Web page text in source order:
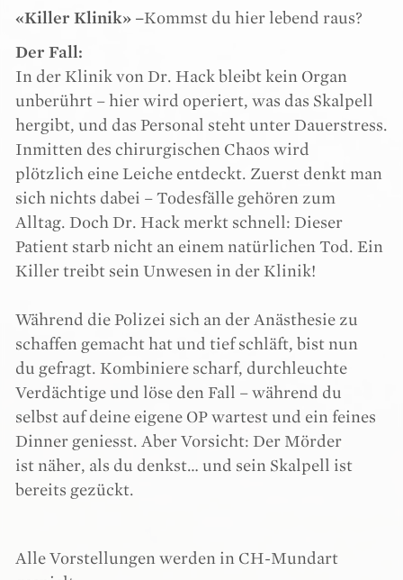
«Killer Klinik» –Kommst du hier lebend raus?
Der Fall:
In der Klinik von Dr. Hack bleibt kein Organ
unberührt – hier wird operiert, was das Skalpell
hergibt, und das Personal steht unter Dauerstress.
Inmitten des chirurgischen Chaos wird
plötzlich eine Leiche entdeckt. Zuerst denkt man
sich nichts dabei – Todesfälle gehören zum
Alltag. Doch Dr. Hack merkt schnell: Dieser
Patient starb nicht an einem natürlichen Tod. Ein
Killer treibt sein Unwesen in der Klinik!
Während die Polizei sich an der Anästhesie zu
schaffen gemacht hat und tief schläft, bist nun
du gefragt. Kombiniere scharf, durchleuchte
Verdächtige und löse den Fall – während du
selbst auf deine eigene OP wartest und ein feines
Dinner geniesst. Aber Vorsicht: Der Mörder
ist näher, als du denkst… und sein Skalpell ist
bereits gezückt.
Alle Vorstellungen werden in CH-Mundart